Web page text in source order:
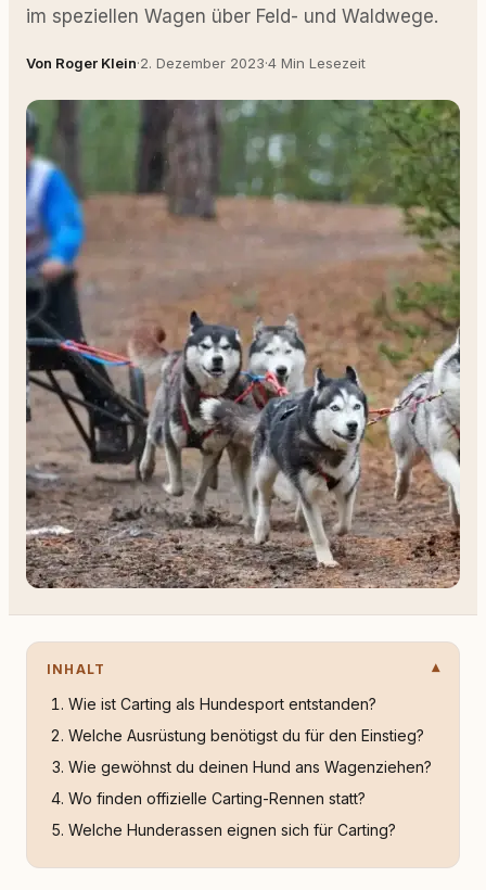
im speziellen Wagen über Feld- und Waldwege.
Von Roger Klein·2. Dezember 2023·4 Min Lesezeit
INHALT
Wie ist Carting als Hundesport entstanden?
Welche Ausrüstung benötigst du für den Einstieg?
Wie gewöhnst du deinen Hund ans Wagenziehen?
Wo finden offizielle Carting-Rennen statt?
Welche Hunderassen eignen sich für Carting?